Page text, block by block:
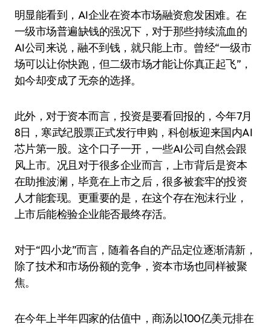
明显能看到，AI企业在资本市场融资愈发困难。在
一级市场普遍缺钱的强况下，对于那些持续流血的
AI公司来说，融不到钱，就只能上市。曾经“一级市
场可以让你快跑，但二级市场才能让你真正起飞”，
如今却变成了无奈的选择。
此外，对于资本而言，投资是要看回报的，今年7月
8日，寒武纪股票正式发行申购，科创板迎来国内AI
芯片第一股。这个口子一开，一些AI公司自然会跟
风上市。况且对于很多企业而言，上市背后是资本
在助推波澜，毕竟在上市之后，很多被套牢的投资
人才能套现。更重要的是，在这个存在泡沫行业，
上市后能检验企业能否最终存活。
对于“四小龙”而言，随着各自的产品定位逐渐清新，
除了技术和市场份额的竞争，资本市场也同样被聚
焦。
在今年上半年四家的估值中，商汤以100亿美元排在